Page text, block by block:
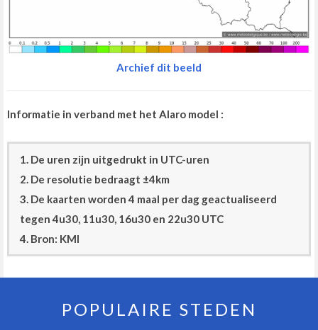
Archief dit beeld
Informatie in verband met het Alaro model :
1. De uren zijn uitgedrukt in UTC-uren
2. De resolutie bedraagt ±4km
3. De kaarten worden 4 maal per dag geactualiseerd
tegen 4u30, 11u30, 16u30 en 22u30 UTC
4. Bron: KMI
POPULAIRE STEDEN